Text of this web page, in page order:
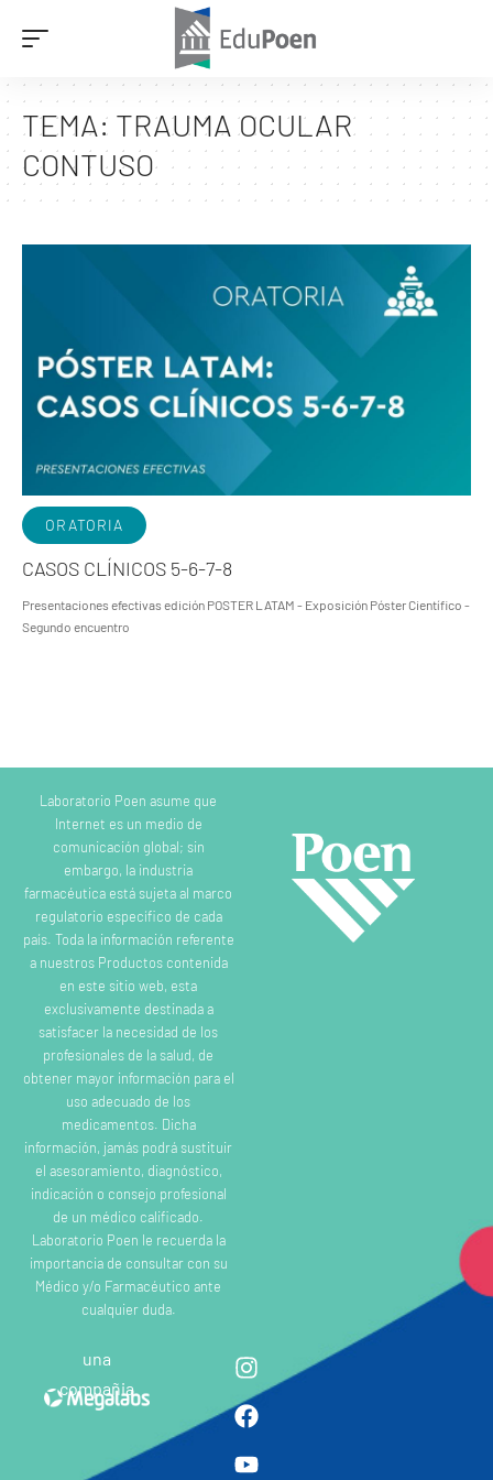
TEMA: TRAUMA OCULAR
CONTUSO
ORATORIA
CASOS CLÍNICOS 5-6-7-8
Presentaciones efectivas edición POSTER LATAM - Exposición Póster Científico -
Segundo encuentro
Laboratorio Poen asume que
Internet es un medio de
comunicación global; sin
embargo, la industria
farmacéutica está sujeta al marco
regulatorio específico de cada
país. Toda la información referente
a nuestros Productos contenida
en este sitio web, esta
exclusivamente destinada a
satisfacer la necesidad de los
profesionales de la salud, de
obtener mayor información para el
uso adecuado de los
medicamentos. Dicha
información, jamás podrá sustituir
el asesoramiento, diagnóstico,
indicación o consejo profesional
de un médico calificado.
Laboratorio Poen le recuerda la
importancia de consultar con su
Médico y/o Farmacéutico ante
cualquier duda.
una
compañia